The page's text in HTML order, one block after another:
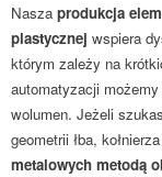
Nasza produkcja
plastycznej wspiera
którym zależy na
automatyzacji
wolumen. Jeżeli
geometrii łba,
metalowych metodą